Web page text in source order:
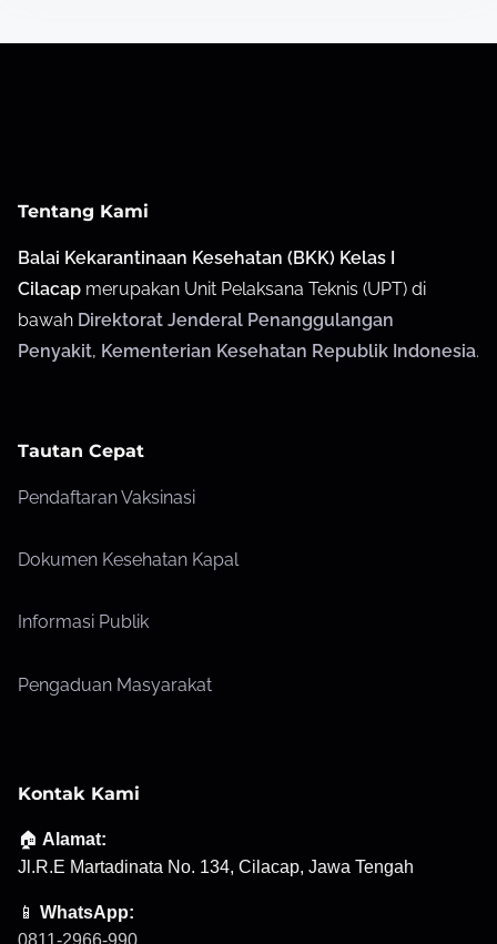
Tentang Kami
Balai Kekarantinaan Kesehatan (BKK) Kelas I
Cilacap merupakan Unit Pelaksana Teknis (UPT) di
bawah Direktorat Jenderal Penanggulangan
Penyakit, Kementerian Kesehatan Republik Indonesia.
Tautan Cepat
Pendaftaran Vaksinasi
Dokumen Kesehatan Kapal
Informasi Publik
Pengaduan Masyarakat
Kontak Kami
🏠 Alamat:
Jl.R.E Martadinata No. 134, Cilacap, Jawa Tengah
📱 WhatsApp:
0811-2966-990